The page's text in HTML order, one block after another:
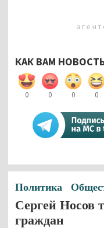
КАК ВАМ
0 0 0 0
Политика
Сергей Носов
граждан